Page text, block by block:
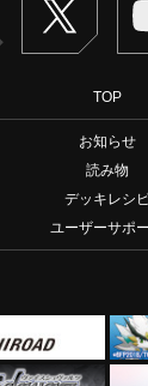
TOP
お知らせ
読み物
デッキレシ
ユーザーサポ